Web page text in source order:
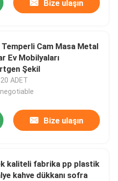
Bize ulaşın
Cam Masa Metal
Ev Mobilyaları
Şekil
ADET
Bize ulaşın
kaliteli fabrika pp plastik
kahve dükkanı sofra